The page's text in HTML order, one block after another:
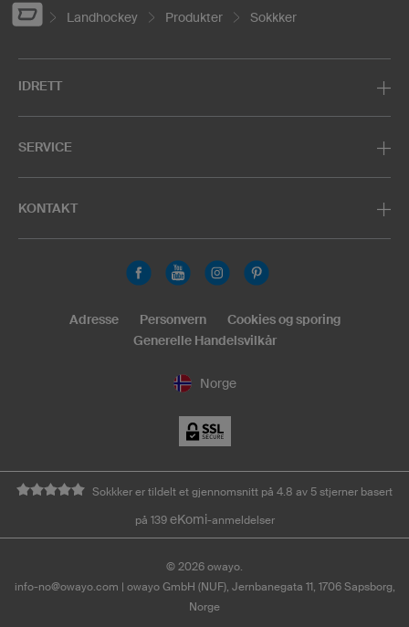
Landhockey Produkter Sokkker
IDRETT
SERVICE
KONTAKT
Norge
Adresse Personvern
Cookies og sporing
Generelle Handelsvilkår
Sokkker er tildelt et gjennomsnitt på 4.8 av 5 stjerner basert
på 139 eKomi-anmeldelser
© 2026 owayo.
info-no@owayo.com | owayo GmbH (NUF), Jernbanegata 11, 1706 Sapsborg,
Norge